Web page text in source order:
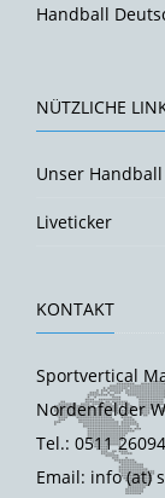
Handball
NÜTZLICHE
Unser Handball
Liveticker
KONTAKT
Sportvertical
Nordenfelder
Tel.: 0511
Email: info (at)